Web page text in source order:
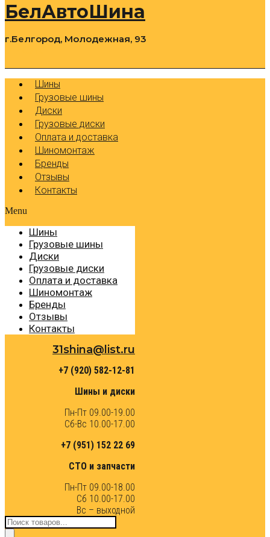
БелАвтоШина
г.Белгород, Молодежная, 93
Шины
Грузовые шины
Диски
Грузовые диски
Оплата и доставка
Шиномонтаж
Бренды
Отзывы
Контакты
Menu
Шины
Грузовые шины
Диски
Грузовые диски
Оплата и доставка
Шиномонтаж
Бренды
Отзывы
Контакты
31shina@list.ru
+7 (920) 582-12-81
Шины и диски
Пн-Пт 09.00-19.00
Сб-Вс 10.00-17.00
+7 (951) 152 22 69
СТО и запчасти
Пн-Пт 09.00-18.00
Сб 10.00-17.00
Вс – выходной
Поиск
товаров